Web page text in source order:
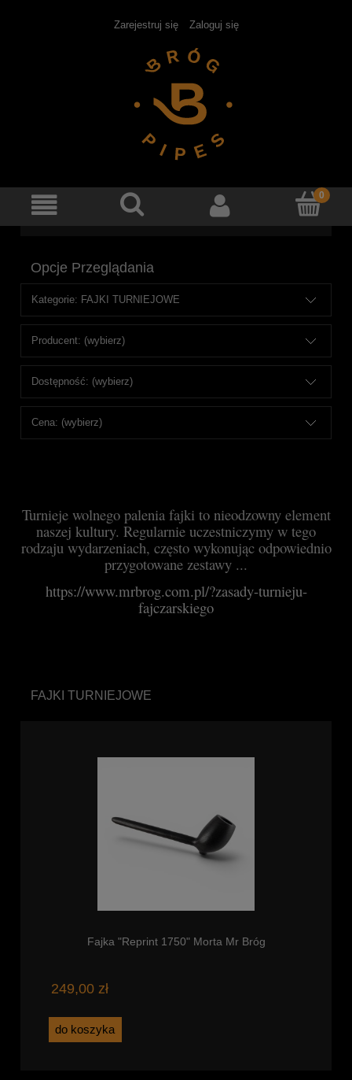
Zarejestruj się Zaloguj się
Opcje Przeglądania
Kategorie: FAJKI TURNIEJOWE
Producent: (wybierz)
Dostępność: (wybierz)
Cena: (wybierz)
Turnieje wolnego palenia fajki to nieodzowny element
naszej kultury. Regularnie uczestniczymy w tego
rodzaju wydarzeniach, często wykonując odpowiednio
przygotowane zestawy ...
https://www.mrbrog.com.pl/?zasady-turnieju-
fajczarskiego
FAJKI TURNIEJOWE
Fajka "Reprint 1750" Morta Mr Bróg
249,00 zł
do koszyka